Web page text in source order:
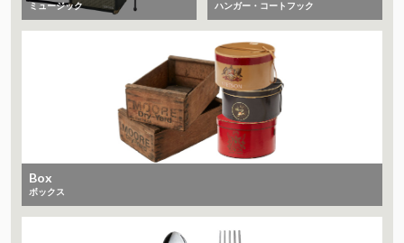
ミュージック ハンガー・コートフック
Box
ボックス